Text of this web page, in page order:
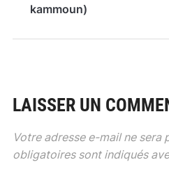
kammoun)
LAISSER UN
Votre adresse e-mail ne sera
obligatoires sont indiqués